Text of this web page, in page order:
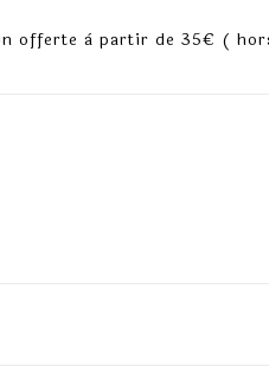
offerte à partir de 35€ (